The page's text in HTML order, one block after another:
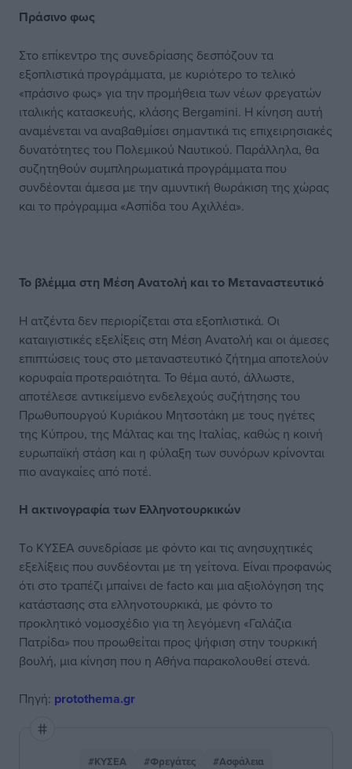
Πράσινο φως
Στο επίκεντρο της συνεδρίασης δεσπόζουν τα
εξοπλιστικά προγράμματα, με κυριότερο το τελικό
«πράσινο φως» για την προμήθεια των νέων φρεγατών
ιταλικής κατασκευής, κλάσης Bergamini. Η κίνηση αυτή
αναμένεται να αναβαθμίσει σημαντικά τις επιχειρησιακές
δυνατότητες του Πολεμικού Ναυτικού. Παράλληλα, θα
συζητηθούν συμπληρωματικά προγράμματα που
συνδέονται άμεσα με την αμυντική θωράκιση της χώρας
και το πρόγραμμα «Ασπίδα του Αχιλλέα».
Το βλέμμα στη Μέση Ανατολή και το Μεταναστευτικό
Η ατζέντα δεν περιορίζεται στα εξοπλιστικά. Οι
καταιγιστικές εξελίξεις στη Μέση Ανατολή και οι άμεσες
επιπτώσεις τους στο μεταναστευτικό ζήτημα αποτελούν
κορυφαία προτεραιότητα. Το θέμα αυτό, άλλωστε,
αποτέλεσε αντικείμενο ενδελεχούς συζήτησης του
Πρωθυπουργού Κυριάκου Μητσοτάκη με τους ηγέτες
της Κύπρου, της Μάλτας και της Ιταλίας, καθώς η κοινή
ευρωπαϊκή στάση και η φύλαξη των συνόρων κρίνονται
πιο αναγκαίες από ποτέ.
Η ακτινογραφία των Ελληνοτουρκικών
Τo ΚΥΣΕΑ συνεδρίασε με φόντο και τις ανησυχητικές
εξελίξεις που συνδέονται με τη γείτονα. Είναι προφανώς
ότι στο τραπέζι μπαίνει de facto και μια αξιολόγηση της
κατάστασης στα ελληνοτουρκικά, με φόντο το
προκλητικό νομοσχέδιο για τη λεγόμενη «Γαλάζια
Πατρίδα» που προωθείται προς ψήφιση στην τουρκική
βουλή, μια κίνηση που η Αθήνα παρακολουθεί στενά.
Πηγή: protothema.gr
#ΚΥΣΕΑ #Φρεγάτες #Ασφάλεια